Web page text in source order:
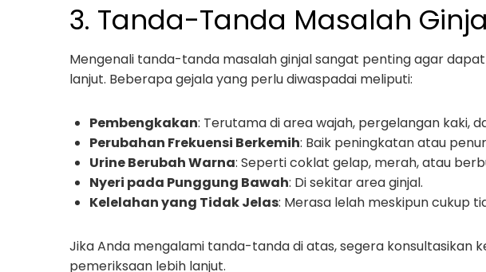
3. Tanda-Tanda Masalah
Mengenali tanda-tanda masalah ginjal sangat penting agar
lanjut. Beberapa gejala yang perlu diwaspadai meliputi:
Pembengkakan: Terutama di area wajah, pergelangan kaki,
Perubahan Frekuensi Berkemih: Baik peningkatan atau
Urine Berubah Warna: Seperti coklat gelap, merah, atau
Nyeri pada Punggung Bawah: Di sekitar area ginjal.
Kelelahan yang Tidak Jelas: Merasa lelah meskipun cukup
Jika Anda mengalami tanda-tanda di atas, segera konsultasikan
pemeriksaan lebih lanjut.